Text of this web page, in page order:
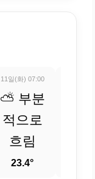
11일(화) 07:00
⛅ 부분
적으로
흐림
23.4°